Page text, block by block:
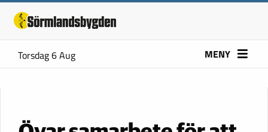
Torsdag 6 Aug MENY